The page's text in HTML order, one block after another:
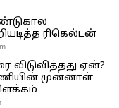
ரிகெல்டன்
ஏன்?
முன்னாள்